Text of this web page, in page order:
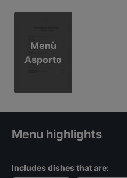
Menù
Asporto
Menu highlights
Includes dishes that are: